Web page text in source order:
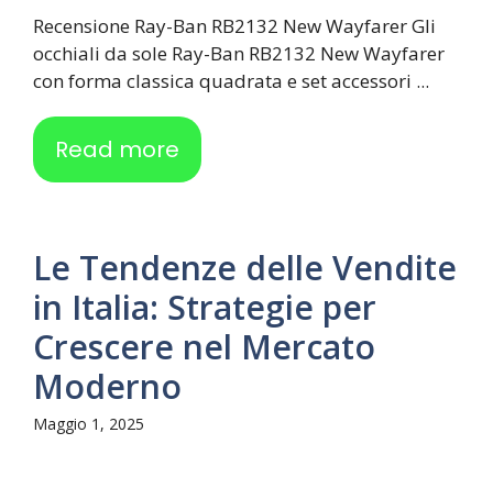
Recensione Ray-Ban RB2132 New Wayfarer Gli
occhiali da sole Ray-Ban RB2132 New Wayfarer
con forma classica quadrata e set accessori ...
Read more
Le Tendenze delle Vendite
in Italia: Strategie per
Crescere nel Mercato
Moderno
Maggio 1, 2025